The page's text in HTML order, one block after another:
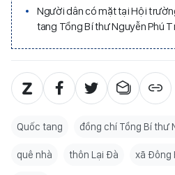
Người dân có mặt tại Hội
tang Tổng Bí thư Nguyễn Phú
Quốc tang đồng chí Tổng Bí thư
quê nhà thôn Lại Đà xã Đông